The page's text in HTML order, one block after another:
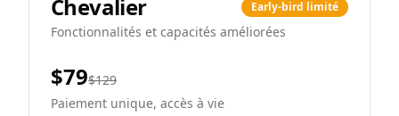
Chevalier Early-bird limité
Fonctionnalités et capacités améliorées
$79$129
Paiement unique, accès à vie